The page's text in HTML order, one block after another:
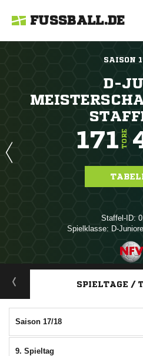
FUSSBALL.DE
SAISON
D-
171TORE
Staffel-ID:
Spielklasse: D-
SPIELTAGE /
Saison 17/18
9. Spieltag